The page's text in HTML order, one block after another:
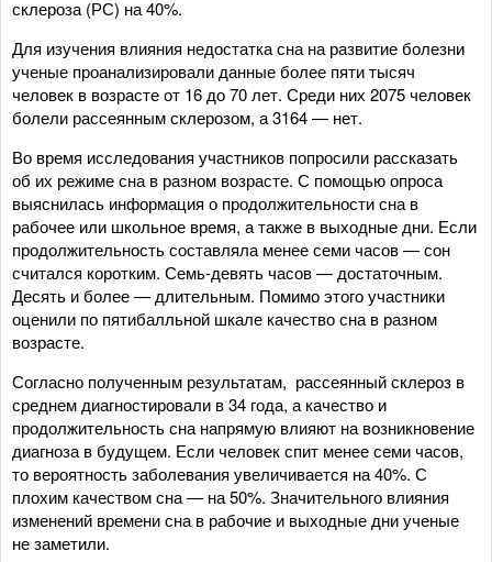
склероза (РС) на 40%.
Для изучения влияния недостатка сна на развитие болезни
ученые проанализировали данные более пяти тысяч
человек в возрасте от 16 до 70 лет. Среди них 2075 человек
болели рассеянным склерозом, а 3164 — нет.
Во время исследования участников попросили рассказать
об их режиме сна в разном возрасте. С помощью опроса
выяснилась информация о продолжительности сна в
рабочее или школьное время, а также в выходные дни. Если
продолжительность составляла менее семи часов — сон
считался коротким. Семь-девять часов — достаточным.
Десять и более — длительным. Помимо этого участники
оценили по пятибалльной шкале качество сна в разном
возрасте.
Согласно полученным результатам, рассеянный склероз в
среднем диагностировали в 34 года, а качество и
продолжительность сна напрямую влияют на возникновение
диагноза в будущем. Если человек спит менее семи часов,
то вероятность заболевания увеличивается на 40%. С
плохим качеством сна — на 50%. Значительного влияния
изменений времени сна в рабочие и выходные дни ученые
не заметили.